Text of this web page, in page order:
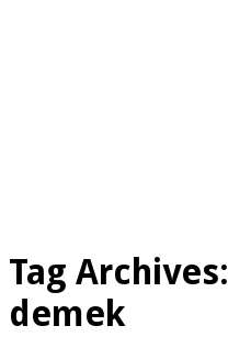
Tag Archives:
demek